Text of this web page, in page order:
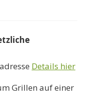
Details hier
Grillen auf einer